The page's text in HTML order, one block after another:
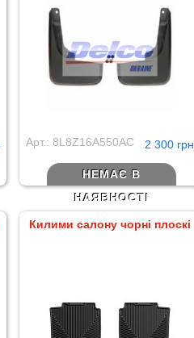
Арт.: 8L8Z16A550AC 2 300 грн
НЕМАЄ В
НАЯВНОСТІ
Килими салону чорні плоскі